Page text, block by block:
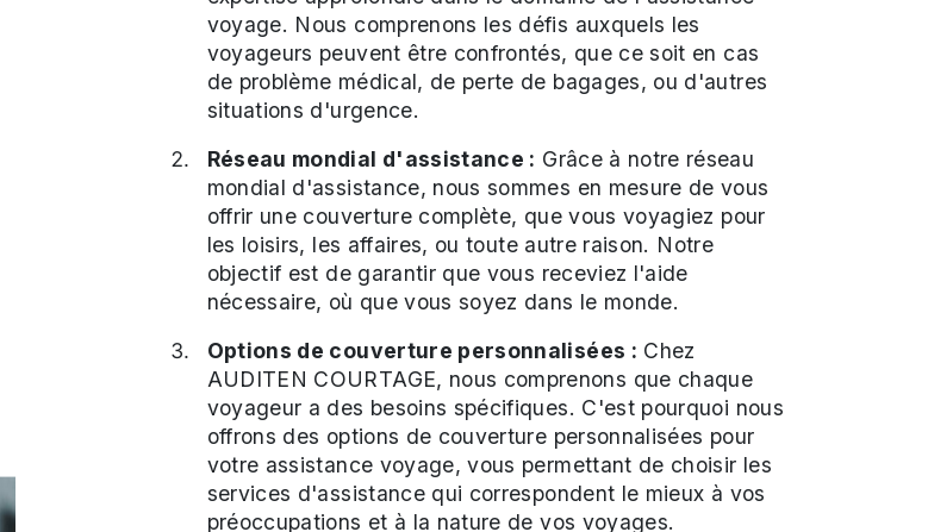
voyage. Nous comprenons les défis auxquels les
voyageurs peuvent être confrontés, que ce soit en cas
de problème médical, de perte de bagages, ou d'autres
situations d'urgence.
Réseau mondial d'assistance : Grâce à notre réseau
mondial d'assistance, nous sommes en mesure de vous
offrir une couverture complète, que vous voyagiez pour
les loisirs, les affaires, ou toute autre raison. Notre
objectif est de garantir que vous receviez l'aide
nécessaire, où que vous soyez dans le monde.
Options de couverture personnalisées : Chez
AUDITEN COURTAGE, nous comprenons que chaque
voyageur a des besoins spécifiques. C'est pourquoi nous
offrons des options de couverture personnalisées pour
votre assistance voyage, vous permettant de choisir les
services d'assistance qui correspondent le mieux à vos
préoccupations et à la nature de vos voyages.